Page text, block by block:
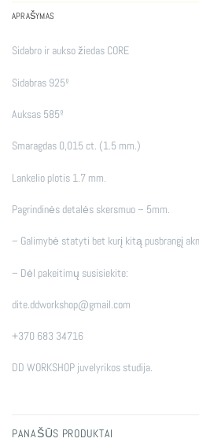
APRAŠYMAS
Sidabro ir aukso žiedas CORE
Sidabras 925º
Auksas 585º
Smaragdas 0,015 ct. (1.5 mm.)
Lankelio plotis 1.7 mm.
Pagrindinės detalės skersmuo – 5mm.
– Galimybė statyti bet kurį kitą pusbrangį
– Dėl pakeitimų susisiekite:
dite.ddworkshop@gmail.com
+370 683 34716
DD WORKSHOP juvelyrikos studija.
PANAŠŪS PRODUKTAI